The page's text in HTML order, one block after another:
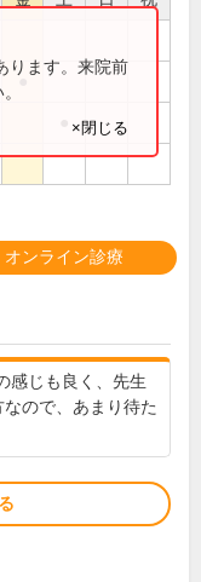
●
ります。来院前
×閉じる
オンライン診療
感じも良く、先生
ので、あまり待た